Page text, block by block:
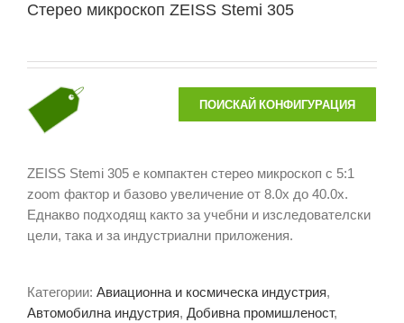
Стерео микроскоп ZEISS Stemi 305
ПОИСКАЙ КОНФИГУРАЦИЯ
ZEISS Stemi 305 е компактен стерео микроскоп с 5:1
zoom фактор и базово увеличение от 8.0х до 40.0х.
Еднакво подходящ както за учебни и изследователски
цели, така и за индустриални приложения.
Категории: Авиационна и космическа индустрия,
Автомобилна индустрия, Добивна промишленост,